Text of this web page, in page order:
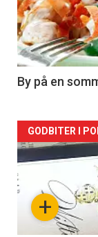
nå
-
5
By på en
Forsiden
akkurat
nå+
GODBITER I